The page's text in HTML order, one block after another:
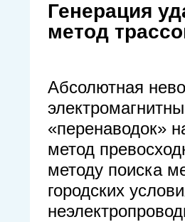
Генерация
метод
Абсолютная
«перенаводок»
метод
методу поиска
городских